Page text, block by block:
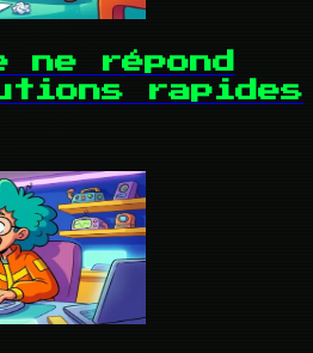
ne répond
rapides